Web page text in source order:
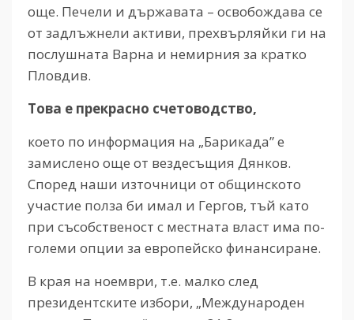
още. Печели и държавата – освобождава се
от задлъжнели активи, прехвърляйки ги на
послушната Варна и немирния за кратко
Пловдив.
Това е прекрасно счетоводство,
което по информация на „Барикада” е
замислено още от вездесъщия Дянков.
Според наши източници от общинското
участие полза би имал и Гергов, тъй като
при съсобственост с местната власт има по-
големи опции за европейско финансиране.
В края на ноември, т.е. малко след
президентските избори, „Международен